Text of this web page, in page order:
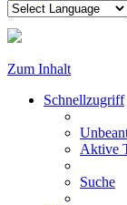
Zum Inhalt
Schnellzugriff
Aktive
Suche